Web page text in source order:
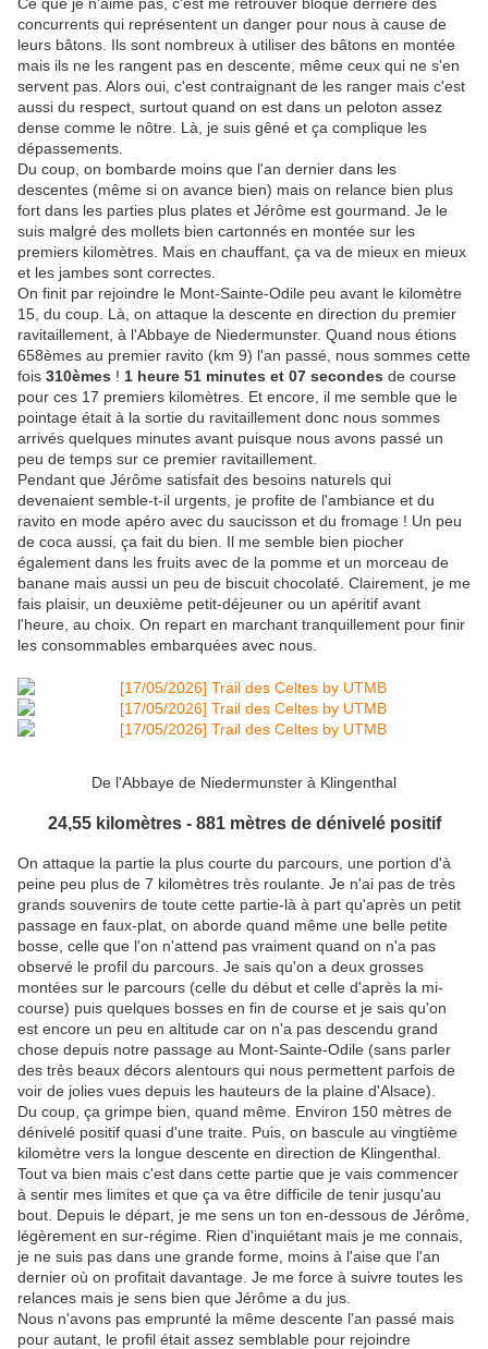
concurrents qui représentent un danger pour nous à cause de
leurs bâtons. Ils sont nombreux à utiliser des bâtons en montée
mais ils ne les rangent pas en descente, même ceux qui ne s'en
servent pas. Alors oui, c'est contraignant de les ranger mais c'est
aussi du respect, surtout quand on est dans un peloton assez
dense comme le nôtre. Là, je suis gêné et ça complique les
dépassements.
Du coup, on bombarde moins que l'an dernier dans les
descentes (même si on avance bien) mais on relance bien plus
fort dans les parties plus plates et Jérôme est gourmand. Je le
suis malgré des mollets bien cartonnés en montée sur les
premiers kilomètres. Mais en chauffant, ça va de mieux en mieux
et les jambes sont correctes.
On finit par rejoindre le Mont-Sainte-Odile peu avant le kilomètre
15, du coup. Là, on attaque la descente en direction du premier
ravitaillement, à l'Abbaye de Niedermunster. Quand nous étions
658èmes au premier ravito (km 9) l'an passé, nous sommes cette
fois 310èmes ! 1 heure 51 minutes et 07 secondes de course
pour ces 17 premiers kilomètres. Et encore, il me semble que le
pointage était à la sortie du ravitaillement donc nous sommes
arrivés quelques minutes avant puisque nous avons passé un
peu de temps sur ce premier ravitaillement.
Pendant que Jérôme satisfait des besoins naturels qui
devenaient semble-t-il urgents, je profite de l'ambiance et du
ravito en mode apéro avec du saucisson et du fromage ! Un peu
de coca aussi, ça fait du bien. Il me semble bien piocher
également dans les fruits avec de la pomme et un morceau de
banane mais aussi un peu de biscuit chocolaté. Clairement, je me
fais plaisir, un deuxième petit-déjeuner ou un apéritif avant
l'heure, au choix. On repart en marchant tranquillement pour finir
les consommables embarquées avec nous.
De l'Abbaye de Niedermunster à Klingenthal
24,55 kilomètres - 881 mètres de dénivelé positif
On attaque la partie la plus courte du parcours, une portion d'à
peine peu plus de 7 kilomètres très roulante. Je n'ai pas de très
grands souvenirs de toute cette partie-là à part qu'après un petit
passage en faux-plat, on aborde quand même une belle petite
bosse, celle que l'on n'attend pas vraiment quand on n'a pas
observé le profil du parcours. Je sais qu'on a deux grosses
montées sur le parcours (celle du début et celle d'après la mi-
course) puis quelques bosses en fin de course et je sais qu'on
est encore un peu en altitude car on n'a pas descendu grand
chose depuis notre passage au Mont-Sainte-Odile (sans parler
des très beaux décors alentours qui nous permettent parfois de
voir de jolies vues depuis les hauteurs de la plaine d'Alsace).
Du coup, ça grimpe bien, quand même. Environ 150 mètres de
dénivelé positif quasi d'une traite. Puis, on bascule au vingtième
kilomètre vers la longue descente en direction de Klingenthal.
Tout va bien mais c'est dans cette partie que je vais commencer
à sentir mes limites et que ça va être difficile de tenir jusqu'au
bout. Depuis le départ, je me sens un ton en-dessous de Jérôme,
légèrement en sur-régime. Rien d'inquiétant mais je me connais,
je ne suis pas dans une grande forme, moins à l'aise que l'an
dernier où on profitait davantage. Je me force à suivre toutes les
relances mais je sens bien que Jérôme a du jus.
Nous n'avons pas emprunté la même descente l'an passé mais
pour autant, le profil était assez semblable pour rejoindre